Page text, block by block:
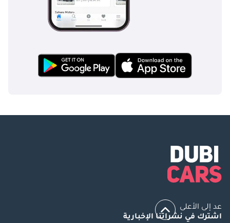
عد إلى الأعلى
اشترك في نشراتنا الإخبارية